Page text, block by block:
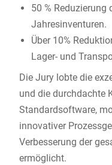
50 % Reduzierung
Jahresinventuren.
Über 10%
Lager- und
Die Jury lobte die
und die durchdachte
Standardsoftware,
innovativer
Verbesserung der
ermöglicht.